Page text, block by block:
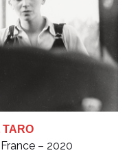
– 2020